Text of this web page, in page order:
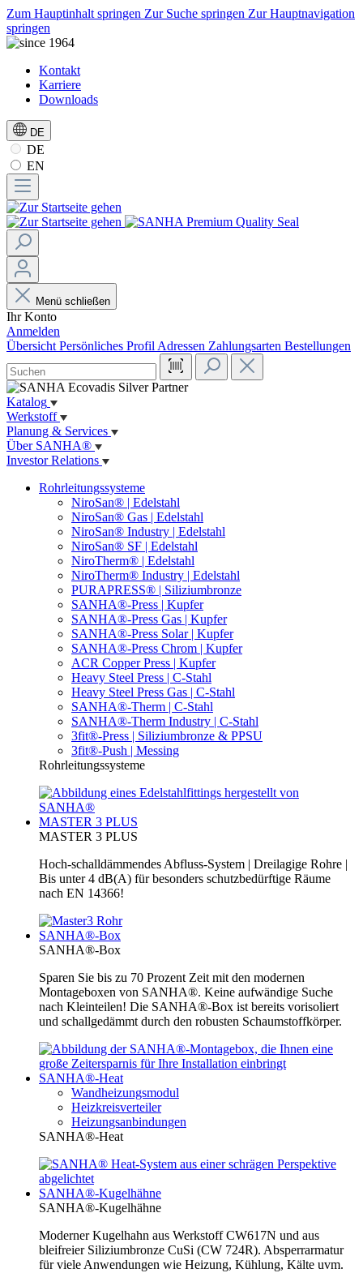
Zum Hauptinhalt springen Zur Suche springen Zur Hauptnavigation
springen
Kontakt
Karriere
Downloads
DE
DE
EN
Menü schließen
Ihr Konto
Anmelden
Übersicht Persönliches Profil Adressen Zahlungsarten Bestellungen
Katalog
Werkstoff
Planung & Services
Über SANHA®
Investor Relations
Rohrleitungssysteme
NiroSan® | Edelstahl
NiroSan® Gas | Edelstahl
NiroSan® Industry | Edelstahl
NiroSan® SF | Edelstahl
NiroTherm® | Edelstahl
NiroTherm® Industry | Edelstahl
PURAPRESS® | Siliziumbronze
SANHA®-Press | Kupfer
SANHA®-Press Gas | Kupfer
SANHA®-Press Solar | Kupfer
SANHA®-Press Chrom | Kupfer
ACR Copper Press | Kupfer
Heavy Steel Press | C-Stahl
Heavy Steel Press Gas | C-Stahl
SANHA®-Therm | C-Stahl
SANHA®-Therm Industry | C-Stahl
3fit®-Press | Siliziumbronze & PPSU
3fit®-Push | Messing
Rohrleitungssysteme
MASTER 3 PLUS
MASTER 3 PLUS
Hoch-schalldämmendes Abfluss-System | Dreilagige Rohre |
Bis unter 4 dB(A) für besonders schutzbedürftige Räume
nach EN 14366!
SANHA®-Box
SANHA®-Box
Sparen Sie bis zu 70 Prozent Zeit mit den modernen
Montageboxen von SANHA®. Keine aufwändige Suche
nach Kleinteilen! Die SANHA®-Box ist bereits vorisoliert
und schallgedämmt durch den robusten Schaumstoffkörper.
SANHA®-Heat
Wandheizungsmodul
Heizkreisverteiler
Heizungsanbindungen
SANHA®-Heat
SANHA®-Kugelhähne
SANHA®-Kugelhähne
Moderner Kugelhahn aus Werkstoff CW617N und aus
bleifreier Siliziumbronze CuSi (CW 724R). Absperrarmatur
für viele Anwendungen wie Heizung, Kühlung, Kälte uvm.